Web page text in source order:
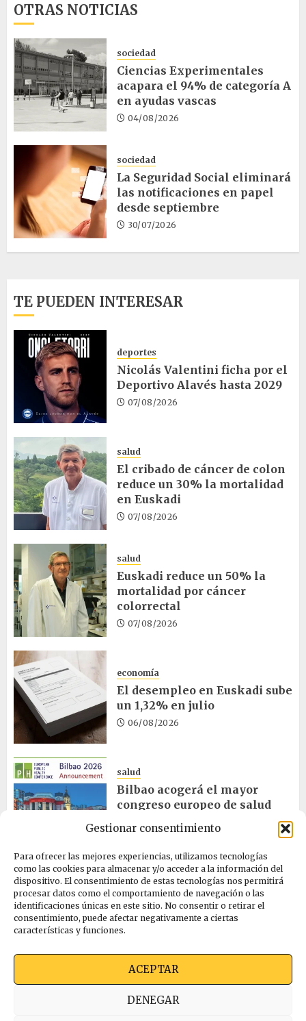
Gestionar consentimiento
Para ofrecer las mejores experiencias, utilizamos tecnologías
como las cookies para almacenar y/o acceder a la información del
dispositivo. El consentimiento de estas tecnologías nos permitirá
procesar datos como el comportamiento de navegación o las
identificaciones únicas en este sitio. No consentir o retirar el
consentimiento, puede afectar negativamente a ciertas
características y funciones.
ACEPTAR
DENEGAR
OTRAS NOTICIAS
sociedad
Ciencias Experimentales
acapara el 94% de categoría A
en ayudas vascas
04/08/2026
sociedad
La Seguridad Social eliminará
las notificaciones en papel
desde septiembre
30/07/2026
TE PUEDEN INTERESAR
deportes
Nicolás Valentini ficha por el
Deportivo Alavés hasta 2029
07/08/2026
salud
El cribado de cáncer de colon
reduce un 30% la mortalidad
en Euskadi
07/08/2026
salud
Euskadi reduce un 50% la
mortalidad por cáncer
colorrectal
07/08/2026
economía
El desempleo en Euskadi sube
un 1,32% en julio
06/08/2026
salud
Bilbao acogerá el mayor
congreso europeo de salud
pública en noviembre
ciencia
La exposición sobre el eclipse
concluye en Laguardia
Ekimen Press